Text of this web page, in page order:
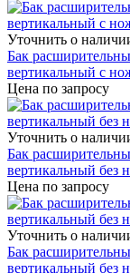
Уточнить о
Бак
вертикальный с
Цена по запросу
Уточнить о
Бак
вертикальный без
Цена по запросу
Уточнить о
Бак
вертикальный без